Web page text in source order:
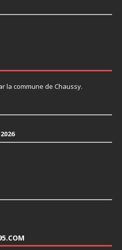
la commune de Chaussy.